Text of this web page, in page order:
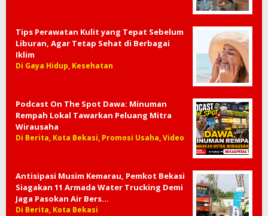
Tips Perawatan Kulit yang Tepat Sebelum
Liburan, Agar Tetap Sehat di Berbagai
Iklim
Di Gaya Hidup, Kesehatan
Podcast On The Spot Dawa: Minuman
Rempah Lokal Tawarkan Peluang Mitra
Wirausaha
Di Berita, Kota Bekasi, Promosi Usaha, Video
Antisipasi Musim Kemarau, Pemkot Bekasi
Siagakan 11 Armada Water Trucking Demi
Jaga Pasokan Air Bers…
Di Berita, Kota Bekasi